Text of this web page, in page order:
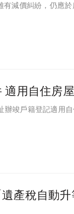
減價糾紛，仍應
適用自住房
辦竣戶籍登記適用
產稅自動